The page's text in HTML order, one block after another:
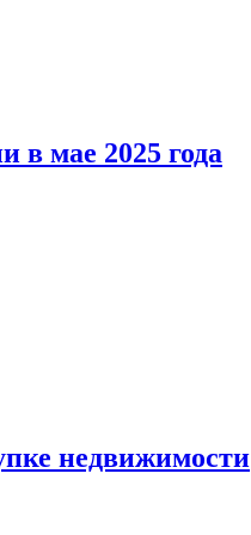
в мае 2025 года
недвижимости